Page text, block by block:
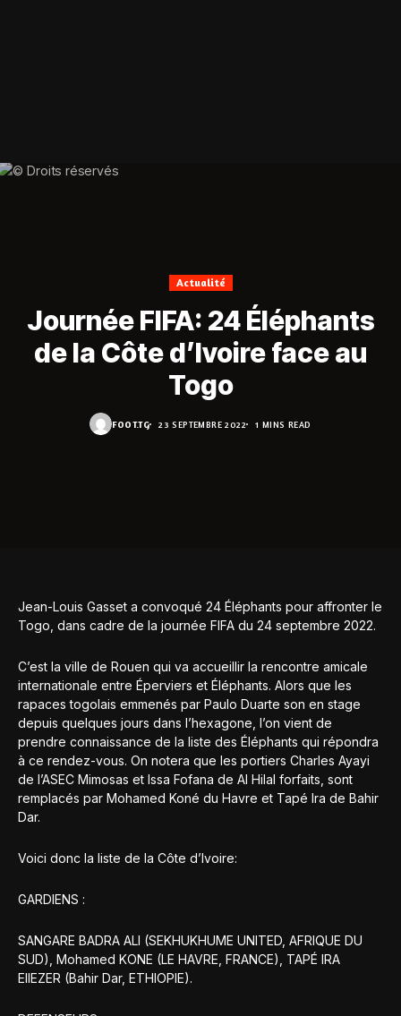
Actualité
Journée FIFA: 24 Éléphants
de la Côte d’Ivoire face au
Togo
FOOT.TG 23 SEPTEMBRE 2022 1 MINS READ
Jean-Louis Gasset a convoqué 24 Éléphants pour affronter le
Togo, dans cadre de la journée FIFA du 24 septembre 2022.
C’est la ville de Rouen qui va accueillir la rencontre amicale
internationale entre Éperviers et Éléphants. Alors que les
rapaces togolais emmenés par Paulo Duarte son en stage
depuis quelques jours dans l’hexagone, l’on vient de
prendre connaissance de la liste des Éléphants qui répondra
à ce rendez-vous. On notera que les portiers Charles Ayayi
de l’ASEC Mimosas et Issa Fofana de Al Hilal forfaits, sont
remplacés par Mohamed Koné du Havre et Tapé Ira de Bahir
Dar.
Voici donc la liste de la Côte d’Ivoire:
GARDIENS :
SANGARE BADRA ALI (SEKHUKHUME UNITED, AFRIQUE DU
SUD), Mohamed KONE (LE HAVRE, FRANCE), TAPÉ IRA
ElIEZER (Bahir Dar, ETHIOPIE).